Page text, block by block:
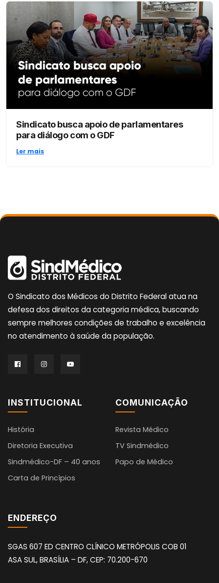
Sindicato busca apoio de parlamentares
para diálogo com o GDF
Ler mais
O Sindicato dos Médicos do Distrito Federal atua na
defesa dos direitos da categoria médica, buscando
sempre melhores condições de trabalho e excelência
no atendimento à saúde da população.
INSTITUCIONAL
História
Diretoria Executiva
Sindmédico-DF – 40 anos
Carta de Princípios
COMUNICAÇÃO
Revista Médico
TV Sindmédico
Papo de Médico
ENDEREÇO
SGAS 607 ED CENTRO CLÍNICO METRÓPOLIS COB 01
ASA SUL, BRASÍLIA – DF, CEP: 70.200-670